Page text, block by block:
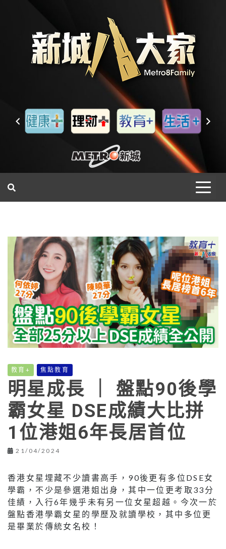
教育+ 焦點教育
明星成長 ｜ 盤點90後學
霸女星 DSE成績大比拼
1位港姐6年長居首位
21/04/2024
香港女星埋藏不少讀書高手，90後更有多位DSE女
學霸，不少是參選港姐出身，其中一位更考取33分
佳績，入行6年幾乎未有另一位女星超越。今次一於
盤點香港學霸女星的學歷及就讀學校，其中多位更
是畢業於傳統女名校！